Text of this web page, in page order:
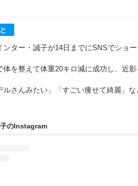
ンター・誠子が14日までにSNSでショ
体を整えて体重20キロ減に成功し、近
ルさんみたい」「すごい痩せて綺麗」
のInstagram